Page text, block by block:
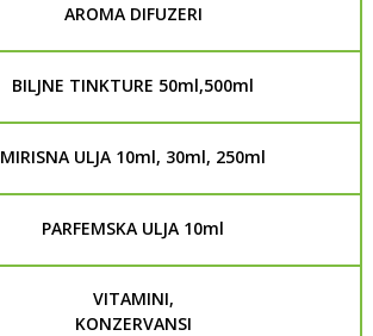
AROMA DIFUZERI
BILJNE TINKTURE 50ml,500ml
MIRISNA ULJA 10ml, 30ml, 250ml
PARFEMSKA ULJA 10ml
VITAMINI,
KONZERVANSI